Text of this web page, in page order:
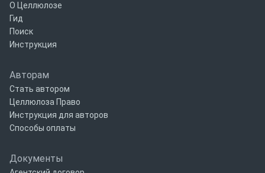
О Целлюлозе
Гид
Поиск
Инструкция
Авторам
Стать автором
Целлюлоза Право
Инструкция для авторов
Способы оплаты
Документы